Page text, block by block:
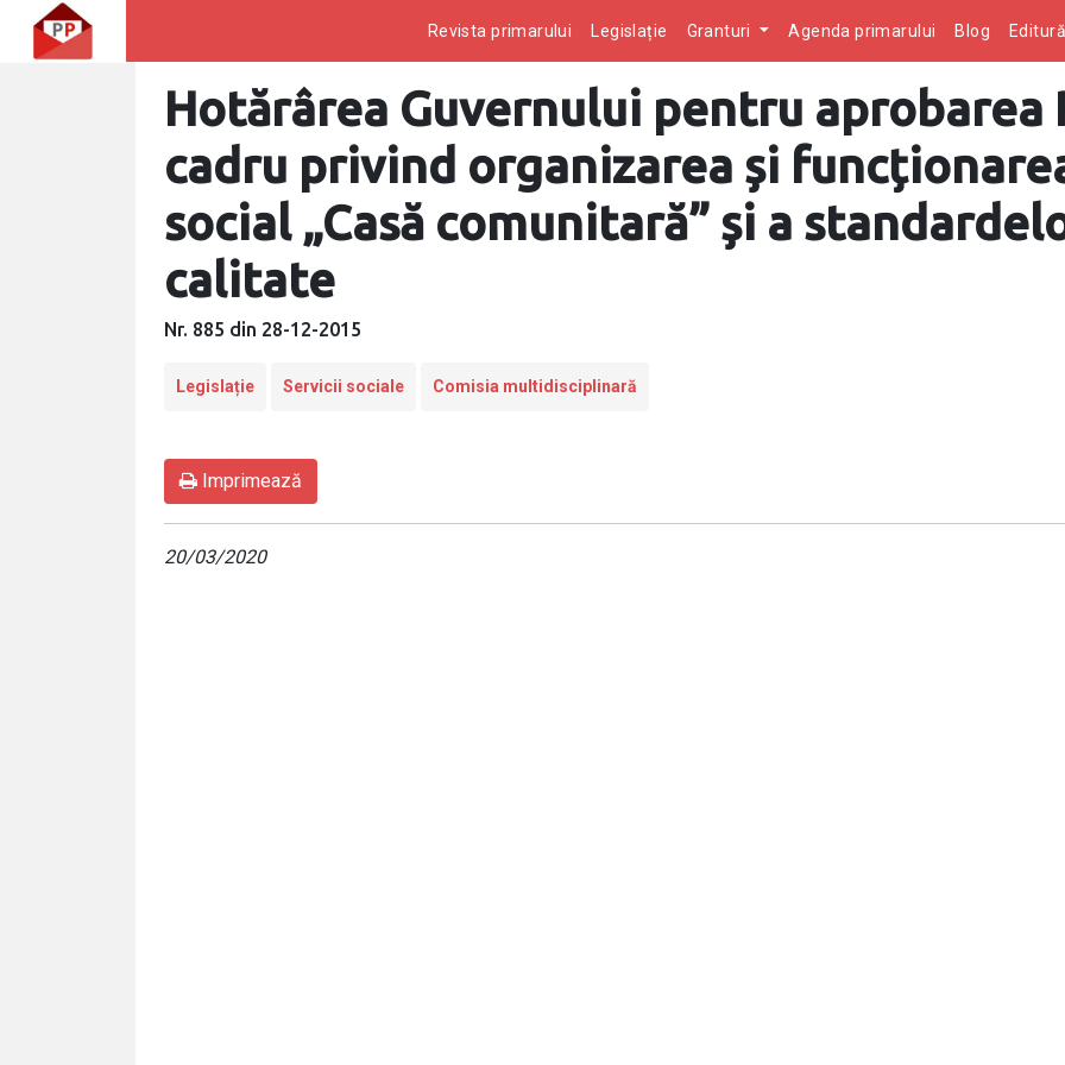
Revista primarului Legislație Granturi Agenda primarului Blog Editură
Hotărârea Guvernului pentru aprobarea
cadru privind organizarea și
social „Casă comunitară” și a
calitate
Nr. 885 din 28-12-2015
Legislație Servicii sociale Comisia multidisciplinară
Imprimează
20/03/2020